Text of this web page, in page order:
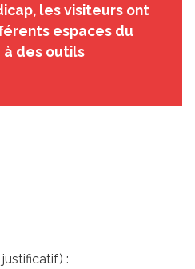
les visiteurs ont
espaces du
à des outils
: